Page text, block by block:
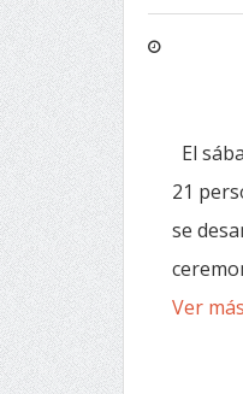
El
21
se
Ver